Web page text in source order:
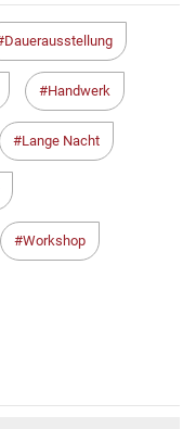
Dauerausstellung
Handwerk
Lange Nacht
Workshop